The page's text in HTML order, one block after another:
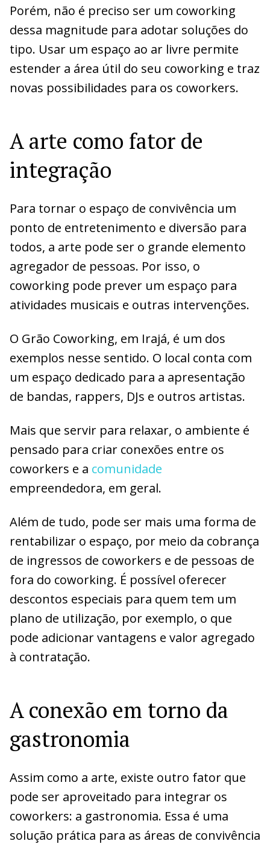
Porém, não é preciso ser um coworking
dessa magnitude para adotar soluções do
tipo. Usar um espaço ao ar livre permite
estender a área útil do seu coworking e traz
novas possibilidades para os coworkers.
A arte como fator de
integração
Para tornar o espaço de convivência um
ponto de entretenimento e diversão para
todos, a arte pode ser o grande elemento
agregador de pessoas. Por isso, o
coworking pode prever um espaço para
atividades musicais e outras intervenções.
O Grão Coworking, em Irajá, é um dos
exemplos nesse sentido. O local conta com
um espaço dedicado para a apresentação
de bandas, rappers, DJs e outros artistas.
Mais que servir para relaxar, o ambiente é
pensado para criar conexões entre os
coworkers e a comunidade
empreendedora, em geral.
Além de tudo, pode ser mais uma forma de
rentabilizar o espaço, por meio da cobrança
de ingressos de coworkers e de pessoas de
fora do coworking. É possível oferecer
descontos especiais para quem tem um
plano de utilização, por exemplo, o que
pode adicionar vantagens e valor agregado
à contratação.
A conexão em torno da
gastronomia
Assim como a arte, existe outro fator que
pode ser aproveitado para integrar os
coworkers: a gastronomia. Essa é uma
solução prática para as áreas de convivência